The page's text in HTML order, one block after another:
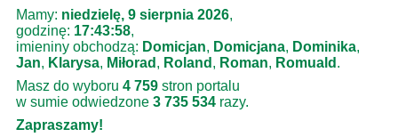
Mamy: niedzielę, 9 sierpnia 2026,
godzinę: 17:43:58,
imieniny obchodzą: Domicjan, Domicjana, Dominika,
Jan, Klarysa, Miłorad , Roland , Roman, Romuald .
Masz do wyboru 4 759 stron portalu
w sumie odwiedzone 3 735 534 razy.
Zapraszamy!